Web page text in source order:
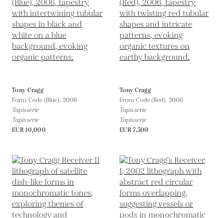
Tony Cragg
Form Code (Blue), 2006
Tapisserie
Tapisserie
EUR 10,000
Tony Cragg
From Code (Red), 2006
Tapisserie
Tapisserie
EUR 7,500